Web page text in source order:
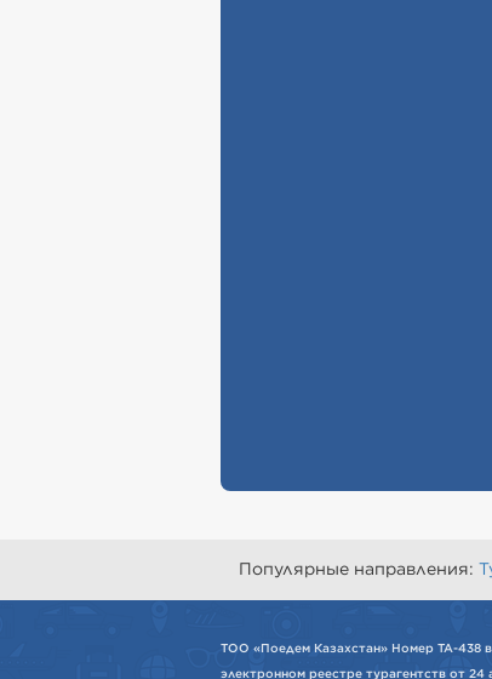
Популярные направления:
ТОО «Поедем Казахстан» Номер ТА-438 в
электронном реестре турагентств от 24